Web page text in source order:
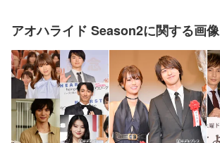
アオハライド Season2に関する画像